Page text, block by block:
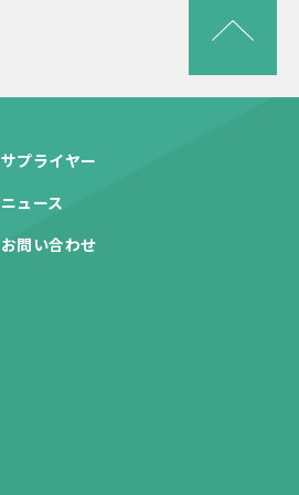
サプライヤー
ニュース
お問い合わせ